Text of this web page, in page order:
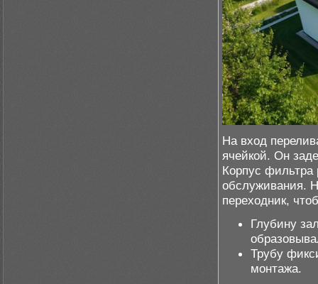
На вход
ячейкой. Он
Корпус фильтра
обслуживания.
переходник,
Глубину
Трубу
монтажа.